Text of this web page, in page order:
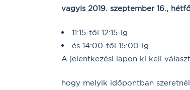
vagyis 2019. szeptember 16.,
11:15-től 12:15-ig
és 14:00-től 15:00-ig.
A jelentkezési lapon ki kell
hogy melyik időpontban